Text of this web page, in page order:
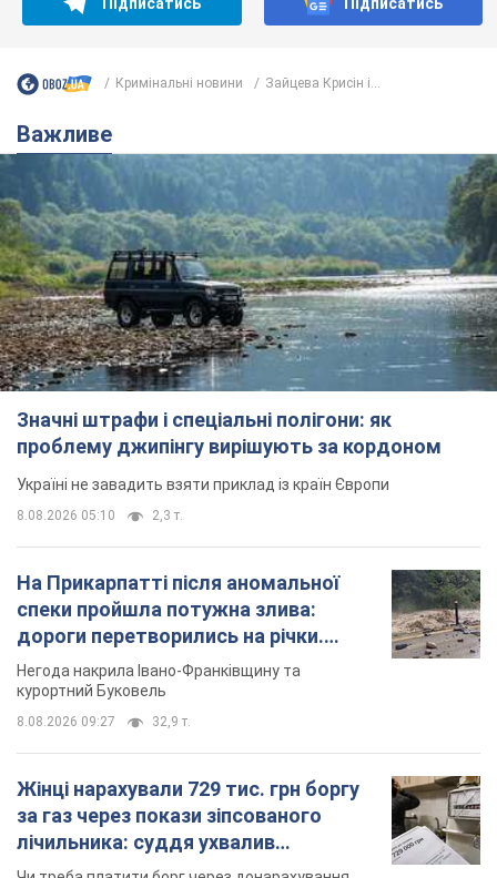
Значні штрафи і спеціальні полігони: як
проблему джипінгу вирішують за кордоном
Україні не завадить взяти приклад із країн Європи
8.08.2026 05:10 2,3 т.
На Прикарпатті після аномальної
спеки пройшла потужна злива:
дороги перетворились на річки.
Відео
Негода накрила Івано-Франківщину та
8.08.2026 09:27
Жінці нарахували 729 тис. грн боргу
за газ через покази зіпсованого
лічильника: суддя ухвалив
неочікуване рішення
Чи треба платити борг через донарахування
9 годин тому 31,4 т.